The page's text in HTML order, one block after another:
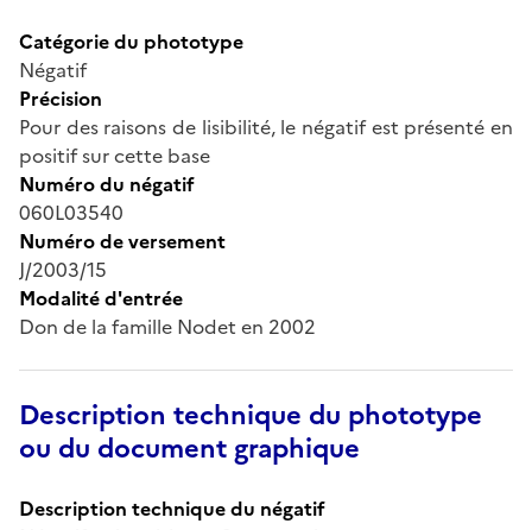
Catégorie du phototype
Négatif
Précision
Pour des raisons de lisibilité, le négatif est présenté en
positif sur cette base
Numéro du négatif
060L03540
Numéro de versement
J/2003/15
Modalité d'entrée
Don de la famille Nodet en 2002
Description technique du phototype
ou du document graphique
Description technique du négatif